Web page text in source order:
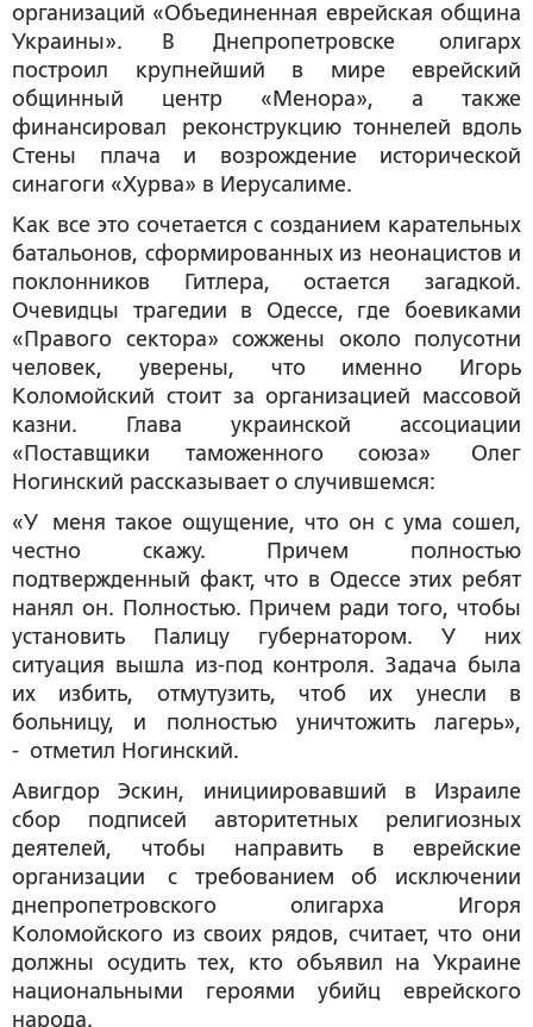
организаций «Объединенная еврейская община
Украины». В Днепропетровске олигарх
построил крупнейший в мире еврейский
общинный центр «Менора», а также
финансировал реконструкцию тоннелей вдоль
Стены плача и возрождение исторической
синагоги «Хурва» в Иерусалиме.
Как все это сочетается с созданием карательных
батальонов, сформированных из неонацистов и
поклонников Гитлера, остается загадкой.
Очевидцы трагедии в Одессе, где боевиками
«Правого сектора» сожжены около полусотни
человек, уверены, что именно Игорь
Коломойский стоит за организацией массовой
казни. Глава украинской ассоциации
«Поставщики таможенного союза» Олег
Ногинский рассказывает о случившемся:
«У меня такое ощущение, что он с ума сошел,
честно скажу. Причем полностью
подтвержденный факт, что в Одессе этих ребят
нанял он. Полностью. Причем ради того, чтобы
установить Палицу губернатором. У них
ситуация вышла из-под контроля. Задача была
их избить, отмутузить, чтоб их унесли в
больницу, и полностью уничтожить лагерь»,
- отметил Ногинский.
Авигдор Эскин, инициировавший в Израиле
сбор подписей авторитетных религиозных
деятелей, чтобы направить в еврейские
организации с требованием об исключении
днепропетровского олигарха Игоря
Коломойского из своих рядов, считает, что они
должны осудить тех, кто объявил на Украине
национальными героями убийц еврейского
народа.